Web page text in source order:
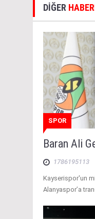
DİĞER
SPOR
Baran Ali
1786195113
Kayserispor'un
Alanyaspor’a